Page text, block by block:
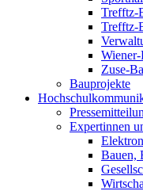
Trefftz-
Trefftz-
Wiener-
Zuse-
Bauprojekte
Expertinnen
Bauen,